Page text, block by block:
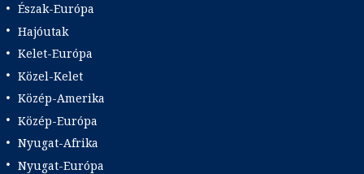
Észak-Európa
Hajóutak
Kelet-Európa
Közel-Kelet
Közép-Amerika
Közép-Európa
Nyugat-Afrika
Nyugat-Európa